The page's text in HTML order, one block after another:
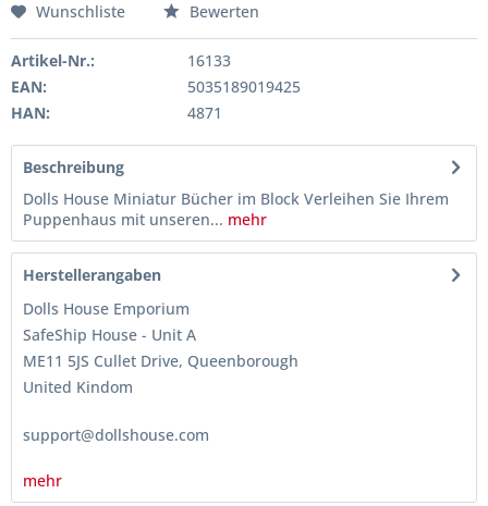
Wunschliste Bewerten
Artikel-Nr.:
16133
EAN:
5035189019425
HAN:
4871
Beschreibung
Dolls House Miniatur Bücher im Block Verleihen Sie Ihrem
Puppenhaus mit unseren... mehr
Herstellerangaben
Dolls House Emporium
SafeShip House - Unit A
ME11 5JS Cullet Drive, Queenborough
United Kindom
support@dollshouse.com
mehr